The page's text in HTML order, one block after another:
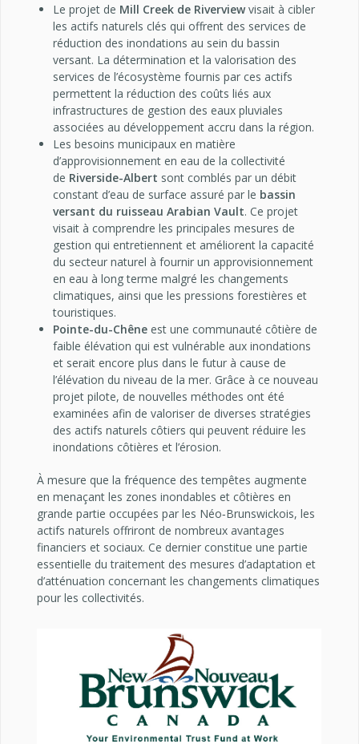
Le projet de Mill Creek de Riverviewvisait à cibler
les actifs naturels clés qui offrent des services de
réduction des inondations au sein du bassin
versant. La détermination et la valorisation des
services de l’écosystème fournis par ces actifs
permettent la réduction des coûts liés aux
infrastructures de gestion des eaux pluviales
associées au développement accru dans la région.
Les besoins municipaux en matière
d’approvisionnement en eau de la collectivité
de Riverside-Albert sont comblés par un débit
constant d’eau de surface assuré par le bassin
versant du ruisseau Arabian Vault. Ce projet
visait à comprendre les principales mesures de
gestion qui entretiennent et améliorent la capacité
du secteur naturel à fournir un approvisionnement
en eau à long terme malgré les changements
climatiques, ainsi que les pressions forestières et
touristiques.
Pointe-du-Chêne est une communauté côtière de
faible élévation qui est vulnérable aux inondations
et serait encore plus dans le futur à cause de
l’élévation du niveau de la mer. Grâce à ce nouveau
projet pilote, de nouvelles méthodes ont été
examinées afin de valoriser de diverses stratégies
des actifs naturels côtiers qui peuvent réduire les
inondations côtières et l’érosion.
À mesure que la fréquence des tempêtes augmente
en menaçant les zones inondables et côtières en
grande partie occupées par les Néo‑Brunswickois, les
actifs naturels offriront de nombreux avantages
financiers et sociaux. Ce dernier constitue une partie
essentielle du traitement des mesures d’adaptation et
d’atténuation concernant les changements climatiques
pour les collectivités.